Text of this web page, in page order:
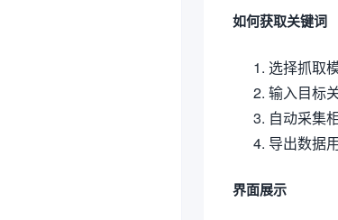
如何获取关键词
选择抓取
输入目标
自动采集
导出数据
界面展示